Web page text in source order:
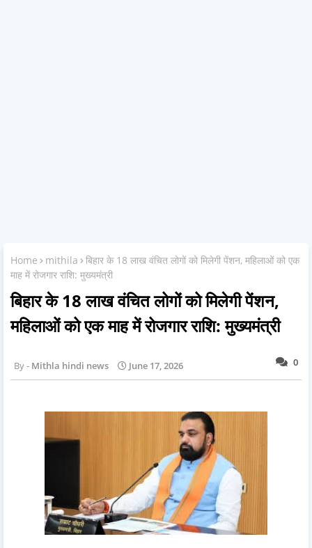
Home mithila
बिहार के 18 लाख वंचित लोगों को मिलेगी पेंशन, महिलाओं को एक
माह में रोजगार राशि: मुख्यमंत्री
बिहार के 18 लाख वंचित लोगों को मिलेगी पेंशन,
महिलाओं को एक माह में रोजगार राशि: मुख्यमंत्री
0
Mithla hindi news June 17, 2026